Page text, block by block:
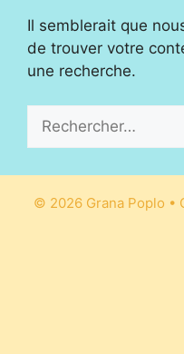
Il semblerait que
de trouver votre
une recherche.
Rechercher :
© 2026 Grana Poplo •